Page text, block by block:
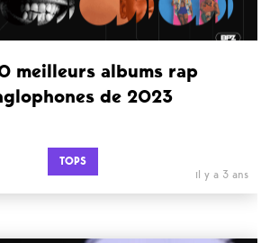
meilleurs albums rap
de 2023
TOPS
il y a 3 ans